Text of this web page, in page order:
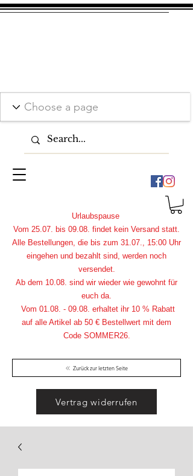
Zurück zur letzten Seite
Urlaubspause
Vom 25.07. bis 09.08. findet kein Versand statt.
Alle Bestellungen, die bis zum 31.07., 15:00 Uhr
eingehen und bezahlt sind, werden noch
versendet.
Ab dem 10.08. sind wir wieder wie gewohnt für
euch da.
Vom 01.08. - 09.08. erhaltet ihr 10 % Rabatt
auf alle Artikel ab 50 € Bestellwert mit dem
Code SOMMER26.
Vertrag widerrufen